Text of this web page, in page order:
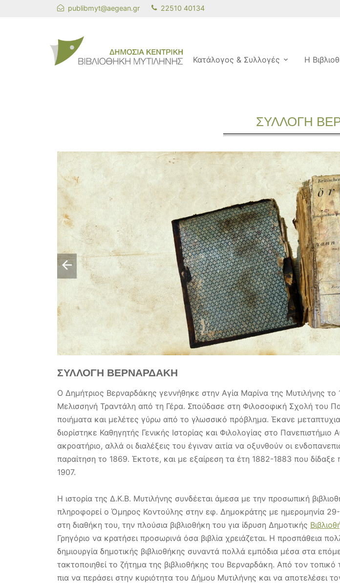
publibmyt@aegean.gr 22510 40134
Κατάλογος & Συλλογές Η
ΣΥΛΛΟΓΗ
ΣΥΛΛΟΓΗ ΒΕΡΝΑΡΔΑΚΗ
Ο Δημήτριος Βερναρδάκης γεννήθηκε στην Αγία Μαρίνα της Μυτιλήνης το
Μελισσηνή Τραντάλη από τη Γέρα. Σπούδασε στη Φιλοσοφική Σχολή του
ποιήματα και μελέτες γύρω από το γλωσσικό πρόβλημα. Έκανε
διορίστηκε Καθηγητής Γενικής Ιστορίας και Φιλολογίας στο
ακροατήριο, αλλά οι διαλέξεις του έγιναν αιτία να οξυνθούν οι
παραίτηση το 1869. Έκτοτε, και με εξαίρεση τα έτη 1882-1883 που
1907.
Η ιστορία της Δ.Κ.Β. Μυτιλήνης συνδέεται άμεσα με την προσωπική
πληροφορεί ο Όμηρος Κοντούλης στην εφ. Δημοκράτης με ημερομηνία
στη διαθήκη του, την πλούσια βιβλιοθήκη του για ίδρυση Δημοτικής
Γρηγόριο να κρατήσει προσωρινά όσα βιβλία χρειάζεται. Η προσπάθεια
δημιουργία δημοτικής βιβλιοθήκης συναντά πολλά εμπόδια μέσα στα
τακτοποιηθεί το ζήτημα της βιβλιοθήκης του Βερναρδάκη. Από τον
πια να περάσει στην κυριότητα του Δήμου Μυτιλήνης και να αποτελέσει